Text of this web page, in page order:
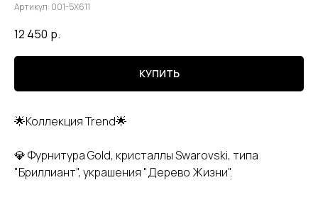
Артикул: 001-5Х611
12 450 р.
КУПИТЬ
🌟Коллекция Trend🌟
💎 Фурнитура Gold, кристаллы Swarovski, типа
"Бриллиант", украшения "Дерево Жизни".